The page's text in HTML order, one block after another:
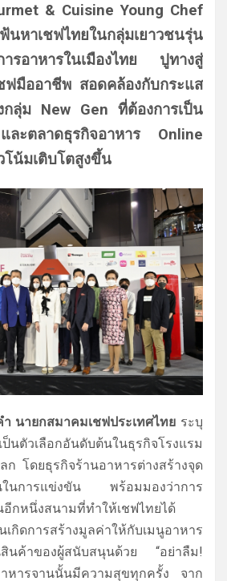
& Cuisine Young Chef
นหาเชฟไทยในกลุ่มเยาวชนรุ่น
ารอาหารในเมืองไทย ปูทางสู่
ฟมืออาชีพ สอดคล้องกับกระแส
กลุ่ม New Gen ที่ต้องการเป็น
ละตลาดธุรกิจอาหาร Online
โน้มเติบโตสูงขึ้น
นายกสมาคมเชฟประเทศไทย ระบุ
นตัวเลือกอันดับต้นในธุรกิจโรงแรม
ก โดยธุรกิจร้านอาหารต่างสร้างจุด
ในการแข่งขัน พร้อมมองว่าการ
อีกหนึ่งสนามที่ทำให้เชฟไทยได้
กิดการสร้างมูลค่าให้กับเมนูอาหาร
สินค้าของผู้สนับสนุนด้วย “อย่าลืม!
หารจานนั้นมีความสุขทุกครั้ง จาก